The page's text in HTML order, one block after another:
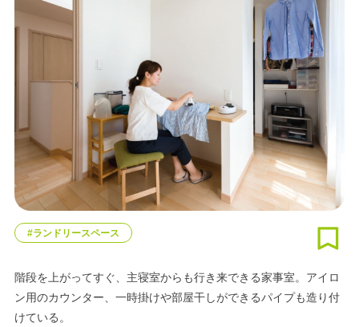
#ランドリースペース
階段を上がってすぐ、主寝室からも行き来できる家事室。アイロ
ン用のカウンター、一時掛けや部屋干しができるパイプも造り付
けている。